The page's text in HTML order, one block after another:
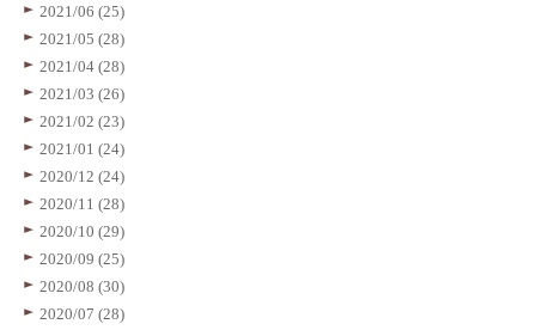
2021/06 (25)
2021/05 (28)
2021/04 (28)
2021/03 (26)
2021/02 (23)
2021/01 (24)
2020/12 (24)
2020/11 (28)
2020/10 (29)
2020/09 (25)
2020/08 (30)
2020/07 (28)